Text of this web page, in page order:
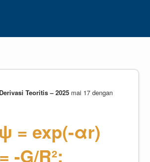
Teoritis – 2025 mai 17 dengan
= exp(-αr)
-G/R²: